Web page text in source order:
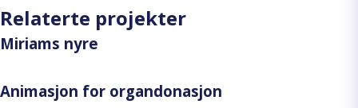
Relaterte projekter
Miriams nyre
Animasjon for organdonasjon